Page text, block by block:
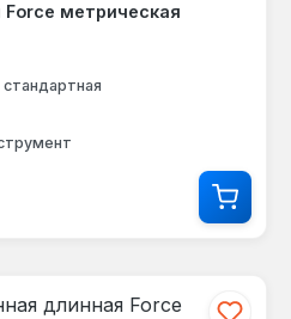
Force метрическая
стандартная